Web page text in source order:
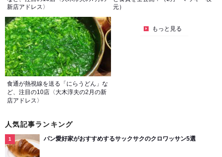
新店アドレス〉
元）
食通が熱視線を送る「にらうどん」な
ど、注目の10店〈大木淳夫の2月の新
店アドレス〉
もっと見る
人気記事ランキング
パン愛好家がおすすめするサックサクのクロワッサン5選